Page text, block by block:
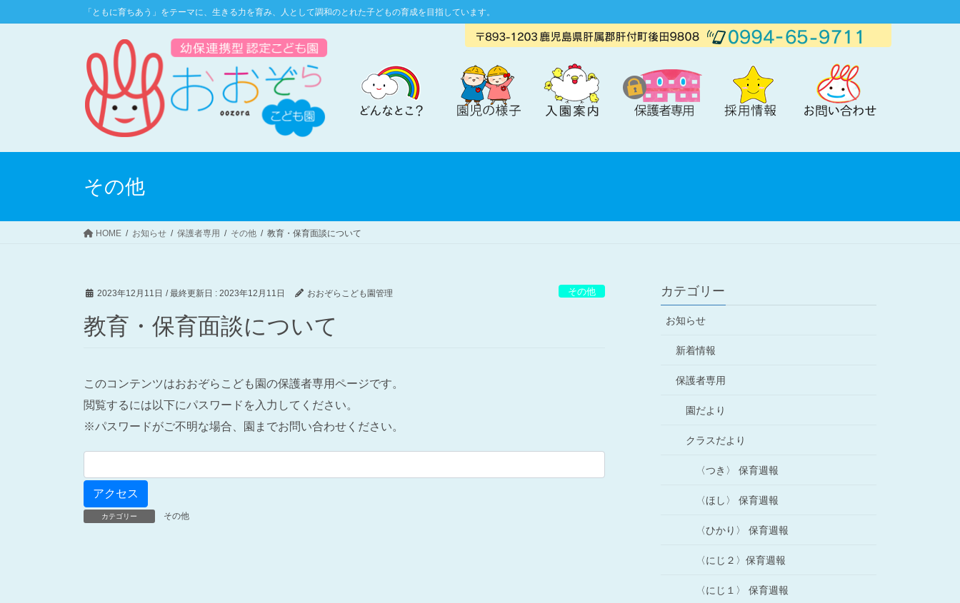
ン
ビ
「ともに育ちあう」をテーマに、生きる力を育み、人として調和のとれた子どもの育成を目指しています。
その他
HOME お知らせ 保護者専用 その他 教育・保育面談について
2023年12月11日 / 最終更新日 : 2023年12月11日 おおぞらこども園管理 その他
教育・保育面談について
このコンテンツはおおぞらこども園の保護者専用ページです。
閲覧するには以下にパスワードを入力してください。
※パスワードがご不明な場合、園までお問い合わせください。
カテゴリー その他
カテゴリー
お知らせ
新着情報
保護者専用
園だより
クラスだより
〈つき〉 保育週報
〈ほし〉 保育週報
〈ひかり〉 保育週報
〈にじ２〉保育週報
〈にじ１〉 保育週報